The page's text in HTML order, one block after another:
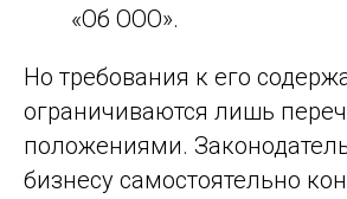
«Об ООО».
Но требования к его
ограничиваются лишь
положениями.
бизнесу самостоятельно